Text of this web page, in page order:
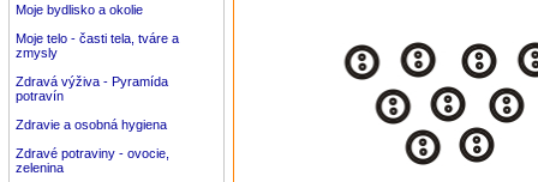
Moje bydlisko a okolie
Moje telo - časti tela, tváre a
zmysly
Zdravá výživa - Pyramída
potravín
Zdravie a osobná hygiena
Zdravé potraviny - ovocie,
zelenina